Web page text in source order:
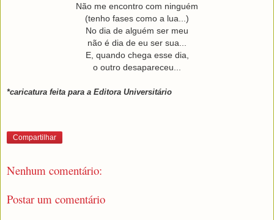
Não me encontro com ninguém
(tenho fases como a lua...)
No dia de alguém ser meu
não é dia de eu ser sua...
E, quando chega esse dia,
o outro desapareceu...
*caricatura feita para a Editora Universitário
Compartilhar
Nenhum comentário:
Postar um comentário